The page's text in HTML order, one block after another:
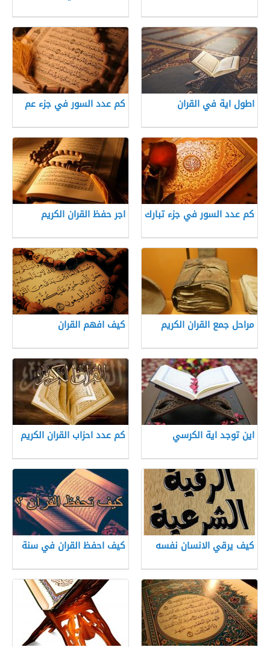
اطول اية في القران كم عدد السور في جزء عم
كم عدد السور في جزء تبارك اجر حفظ القران الكريم
مراحل جمع القران الكريم كيف افهم القران
اين توجد اية الكرسي كم عدد احزاب القران الكريم
كيف يرقي الانسان نفسه كيف احفظ القران في سنة